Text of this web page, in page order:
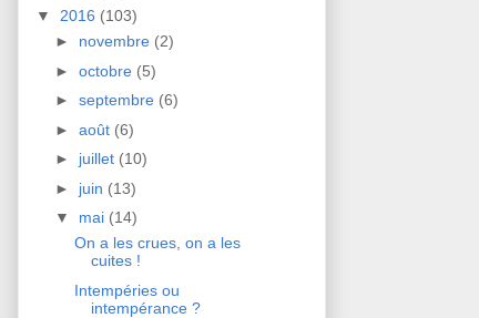
▼ 2016 (103)
► novembre (2)
► octobre (5)
► septembre (6)
► août (6)
► juillet (10)
► juin (13)
▼ mai (14)
On a les crues, on a les
cuites !
Intempéries ou
intempérance ?